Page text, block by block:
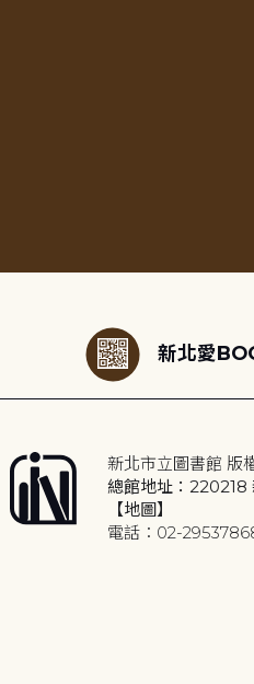
新北愛
新北市立圖書館 版
總館地址：220218
【地圖】
電話：02-